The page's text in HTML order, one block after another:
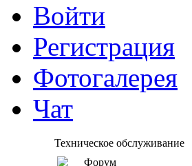
Войти
Регистрация
Фотогалерея
Чат
Техническое обслуживание